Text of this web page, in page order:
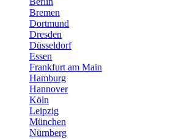
Bremen
Dortmund
Dresden
Düsseldorf
Essen
Frankfurt am Main
Hamburg
Hannover
Köln
Leipzig
München
Nürnberg